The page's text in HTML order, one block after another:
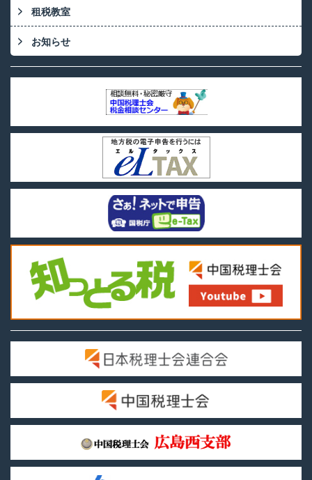
租税教室
お知らせ